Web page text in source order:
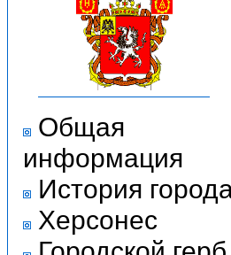
Общая
информация
История
Херсонес